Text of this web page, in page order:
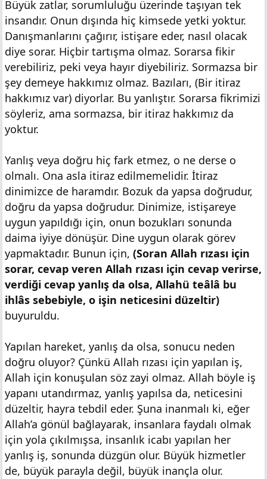
Büyük zatlar, sorumluluğu üzerinde taşıyan tek
insandır. Onun dışında hiç kimsede yetki yoktur.
Danışmanlarını çağırır, istişare eder, nasıl olacak
diye sorar. Hiçbir tartışma olmaz. Sorarsa fikir
verebiliriz, peki veya hayır diyebiliriz. Sormazsa bir
şey demeye hakkımız olmaz. Bazıları, (Bir itiraz
hakkımız var) diyorlar. Bu yanlıştır. Sorarsa fikrimizi
söyleriz, ama sormazsa, bir itiraz hakkımız da
yoktur.
Yanlış veya doğru hiç fark etmez, o ne derse o
olmalı. Ona asla itiraz edilmemelidir. İtiraz
dinimizce de haramdır. Bozuk da yapsa doğrudur,
doğru da yapsa doğrudur. Dinimize, istişareye
uygun yapıldığı için, onun bozukları sonunda
daima iyiye dönüşür. Dine uygun olarak görev
yapmaktadır. Bunun için, (Soran Allah rızası için
sorar, cevap veren Allah rızası için cevap verirse,
verdiği cevap yanlış da olsa, Allahü teâlâ bu
ihlâs sebebiyle, o işin neticesini düzeltir)
buyuruldu.
Yapılan hareket, yanlış da olsa, sonucu neden
doğru oluyor? Çünkü Allah rızası için yapılan iş,
Allah için konuşulan söz zayi olmaz. Allah böyle iş
yapanı utandırmaz, yanlış yapılsa da, neticesini
düzeltir, hayra tebdil eder. Şuna inanmalı ki, eğer
Allah’a gönül bağlayarak, insanlara faydalı olmak
için yola çıkılmışsa, insanlık icabı yapılan her
yanlış iş, sonunda düzgün olur. Büyük hizmetler
de, büyük parayla değil, büyük inançla olur.